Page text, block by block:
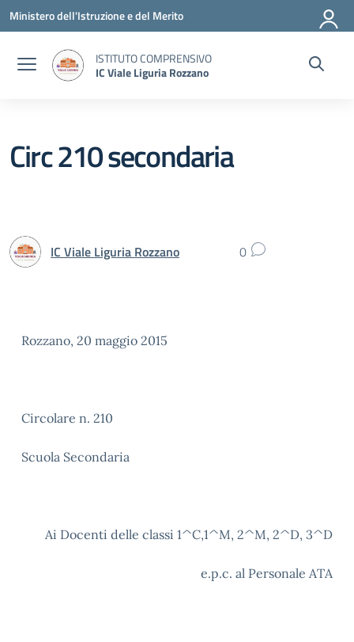
Vai ai contenuti
Vai al menu di navigazione
Vai al footer
Ministero dell'Istruzione e del Merito
ISTITUTO COMPRENSIVO
IC Viale Liguria Rozzano
Circ 210 secondaria
IC Viale Liguria Rozzano 0
Rozzano, 20 maggio 2015
Circolare n. 210
Scuola Secondaria
Ai Docenti delle classi 1^C,1^M, 2^M, 2^D, 3^D
e.p.c. al Personale ATA